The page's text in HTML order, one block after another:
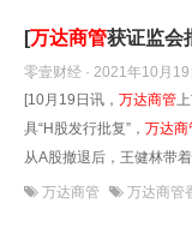
[万达商管获证监会
零壹财经 · 2021年10月19
[10月19日讯， 万达商管
具“H股发行批复”， 万达商
从A股撤退后，王健林带
万达商管 万达商管